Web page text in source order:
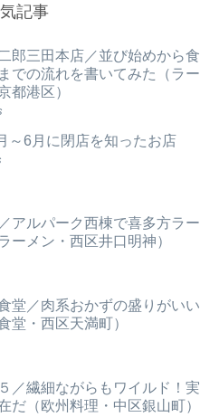
記事
郎三田本店／並び始めから食
での流れを書いてみた（ラー
都港区）
～6月に閉店を知ったお店
アルパーク西棟で喜多方ラー
ーメン・西区井口明神）
堂／肉系おかずの盛りがいい
堂・西区天満町）
／繊細ながらもワイルド！実
だ（欧州料理・中区銀山町）